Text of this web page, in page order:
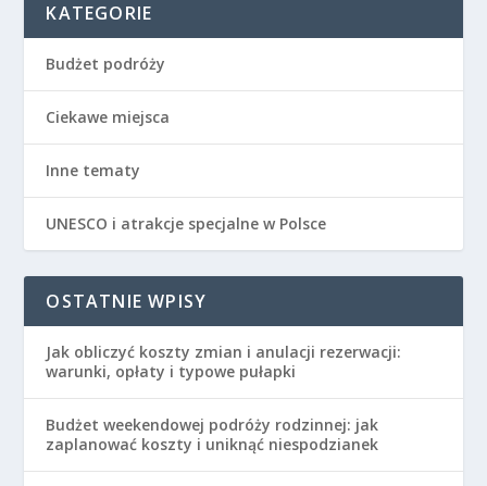
KATEGORIE
Budżet podróży
Ciekawe miejsca
Inne tematy
UNESCO i atrakcje specjalne w Polsce
OSTATNIE WPISY
Jak obliczyć koszty zmian i anulacji rezerwacji:
warunki, opłaty i typowe pułapki
Budżet weekendowej podróży rodzinnej: jak
zaplanować koszty i uniknąć niespodzianek